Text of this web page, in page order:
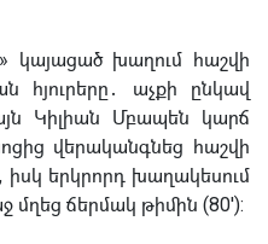
կայացած խաղում հաշվի
հյուրերը․ աչքի ընկավ
Կիլիան Մբապեն կարճ
վերականգնեց հաշվի
իսկ երկրորդ խաղակեսում
մղեց ճերմակ թիմին (80'):